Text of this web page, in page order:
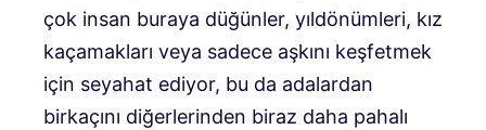
çok insan buraya düğünler, yıldönümleri, kız
kaçamakları veya sadece aşkını keşfetmek
için seyahat ediyor, bu da adalardan
birkaçını diğerlerinden biraz daha pahalı